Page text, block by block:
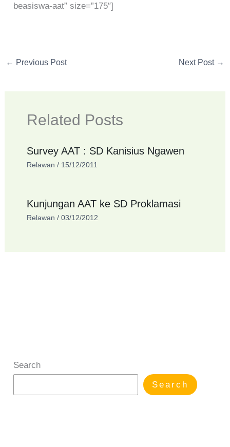
beasiswa-aat” size=”175″]
← Previous Post Next Post →
Related Posts
Survey AAT : SD Kanisius Ngawen
Relawan / 15/12/2011
Kunjungan AAT ke SD Proklamasi
Relawan / 03/12/2012
Search
Search